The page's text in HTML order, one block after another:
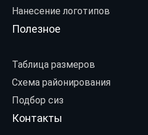
Нанесение логотипов
Полезное
Таблица размеров
Схема районирования
Подбор сиз
Контакты